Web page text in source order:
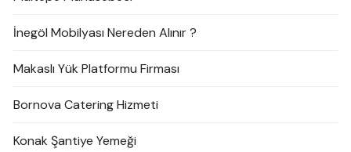
İnegöl Mobilyası Nereden Alınır ?
Makaslı Yük Platformu Firması
Bornova Catering Hizmeti
Konak Şantiye Yemeği